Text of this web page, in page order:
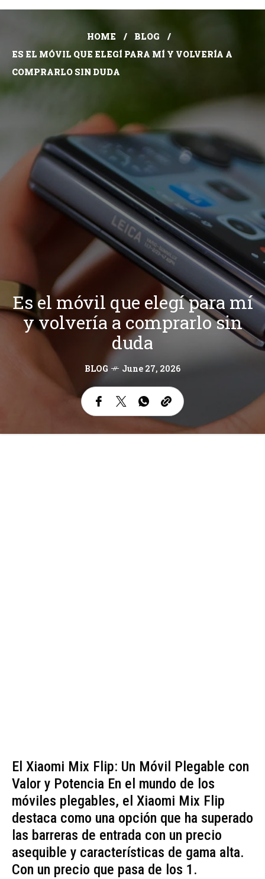
HOME
BLOG
ES EL MÓVIL QUE ELEGÍ PARA MÍ Y VOLVERÍA A
COMPRARLO SIN DUDA
Es el móvil que elegí para mí
y volvería a comprarlo sin
duda
BLOG June 27, 2026
El Xiaomi Mix Flip: Un Móvil Plegable con
Valor y Potencia En el mundo de los
móviles plegables, el Xiaomi Mix Flip
destaca como una opción que ha superado
las barreras de entrada con un precio
asequible y características de gama alta.
Con un precio que pasa de los 1.